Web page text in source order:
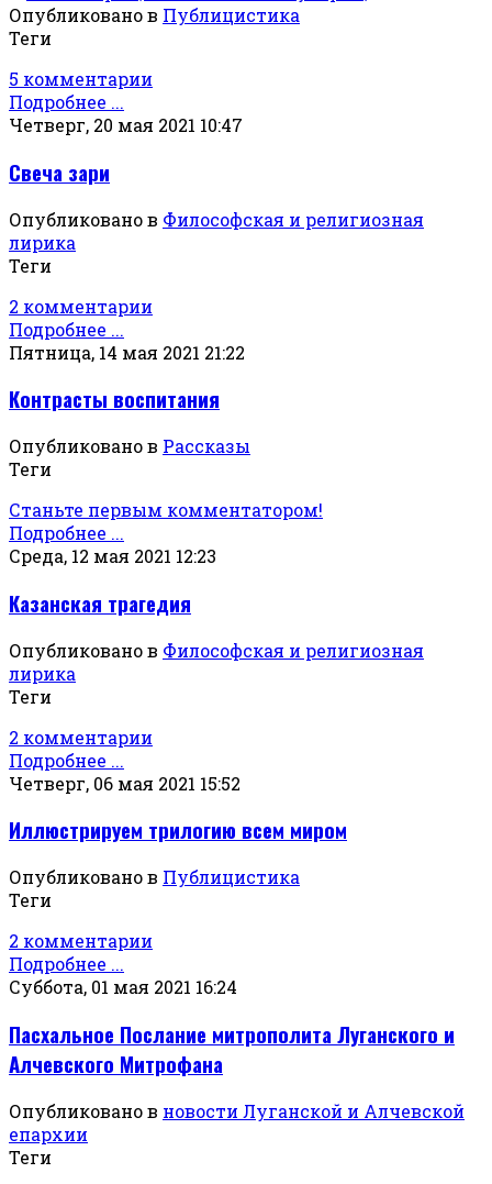
Опубликовано в Публицистика
Теги
5 комментарии
Подробнее ...
Четверг, 20 мая 2021 10:47
Свеча зари
Опубликовано в Философская и религиозная
лирика
Теги
2 комментарии
Подробнее ...
Пятница, 14 мая 2021 21:22
Контрасты воспитания
Опубликовано в Рассказы
Теги
Станьте первым комментатором!
Подробнее ...
Среда, 12 мая 2021 12:23
Казанская трагедия
Опубликовано в Философская и религиозная
лирика
Теги
2 комментарии
Подробнее ...
Четверг, 06 мая 2021 15:52
Иллюстрируем трилогию всем миром
Опубликовано в Публицистика
Теги
2 комментарии
Подробнее ...
Суббота, 01 мая 2021 16:24
Пасхальное Послание митрополита Луганского и
Алчевского Митрофана
Опубликовано в новости Луганской и Алчевской
епархии
Теги